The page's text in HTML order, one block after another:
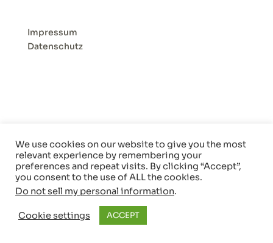
Impressum
Datenschutz
Designed by Superplus | www.superplus-
markenkraftstoff.de
We use cookies on our website to give you the most
relevant experience by remembering your
preferences and repeat visits. By clicking “Accept”,
you consent to the use of ALL the cookies.
Do not sell my personal information.
Cookie settings ACCEPT